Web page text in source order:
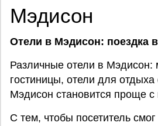
Мэдисон
Отели в Мэдисон: поездка
Различные отели в
гостиницы, отели для
Мэдисон становится проще с
C тем, чтобы посетитель